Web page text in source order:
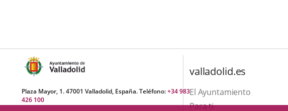
Plaza Mayor, 1. 47001 Valladolid, España. Teléfono:+34 983
426 100
valladolid.es
El Ayuntamiento
Para ti